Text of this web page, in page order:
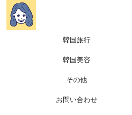
韓国旅行
韓国美容
その他
お問い合わせ